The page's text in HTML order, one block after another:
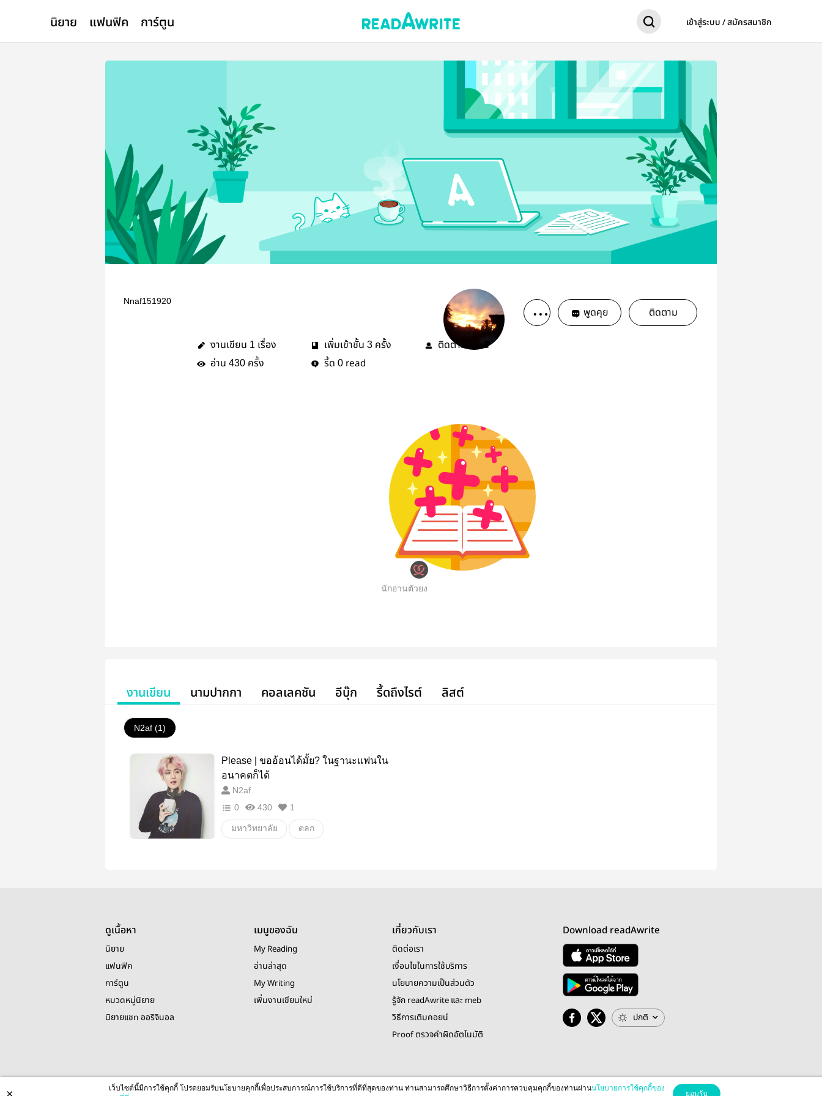
นิยาย แฟนฟิค การ์ตูน เข้าสู่ระบบ / สมัครสมาชิก
Nnaf151920
พูดคุย ติดตาม
งานเขียน 1 เรื่อง เพิ่มเข้าชั้น 3 ครั้ง ติดตาม คน
อ่าน 430 ครั้ง รี้ด 0 read
นักอ่านตัวยง
งานเขียน นามปากกา คอลเลคชัน อีบุ๊ก รี้ดถึงไรต์ ลิสต์
N2af (1)
Please | ขออ้อนได้มั้ย? ในฐานะแฟนใน
อนาคตก็ได้
N2af
0
430 1
มหาวิทยาลัย ตลก
ดูเนื้อหา
นิยาย
แฟนฟิค
การ์ตูน
หมวดหมู่นิยาย
นิยายแชท ออริจินอล
เมนูของฉัน
My Reading
อ่านล่าสุด
My Writing
เพิ่มงานเขียนใหม่
เกี่ยวกับเรา
ติดต่อเรา
เงื่อนไขในการใช้บริการ
นโยบายความเป็นส่วนตัว
รู้จัก readAwrite และ meb
วิธีการเติมคอยน์
Proof ตรวจคำผิดอัตโนมัติ
Download readAwrite
ปกติ
© 2026 readAwrite.com by MEB Corporation Public Company Limited
This site is protected by reCAPTCHA and the Google
เว็บไซต์นี้มีการใช้คุกกี้ โปรดยอมรับนโยบายคุกกี้เพื่อประสบการณ์การใช้บริการที่ดีที่สุดของท่าน ท่านสามารถศึกษาวิธีการตั้งค่าการควบคุมคุกกี้ของท่านผ่านนโยบายการใช้คุกกี้ของ
ยอมรับ